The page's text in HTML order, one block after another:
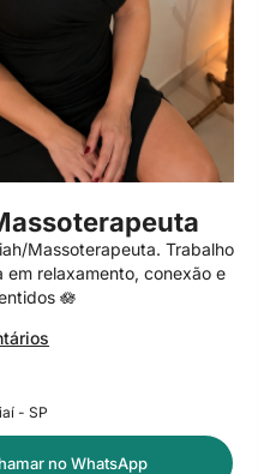
Massoterapeuta. Trabalho
em relaxamento, conexão e
🪷
- SP
noWhatsApp